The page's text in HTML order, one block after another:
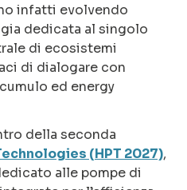
infatti evolvendo
dedicata al singolo
di ecosistemi
di dialogare con
ed energy
della seconda
(HPT 2027),
alle pompe di